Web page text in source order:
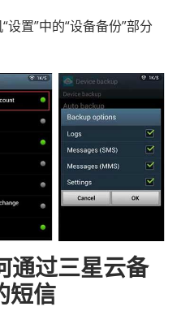
置”中的“设备备份”部分
通过三星云备
短信